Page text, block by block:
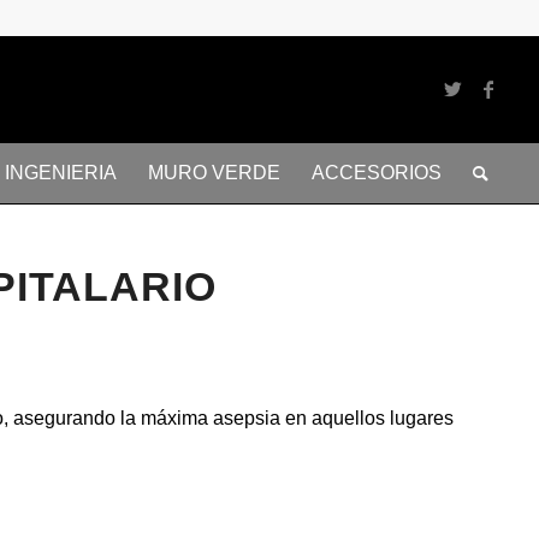
MURO VERDE ACCESORIOS
asegurando la máxima asepsia en aquellos lugares